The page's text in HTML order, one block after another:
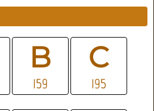
B
159
C
195